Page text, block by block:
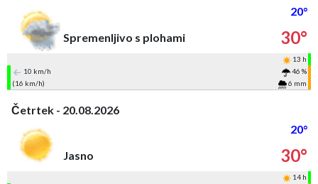
20°
Spremenljivo s plohami
30°
13 h
10 km/h
46 %
(16 km/h)
6 mm
Četrtek - 20.08.2026
20°
Jasno
30°
14 h